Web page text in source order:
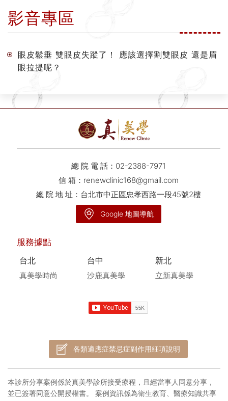
影音專區
眼皮鬆垂 雙眼皮失蹤了！ 應該選擇割雙眼皮 還是眉
眼拉提呢？
總 院 電 話： 02-2388-7971
信 箱： renewclinic168@gmail.com
總 院 地 址：台北市中正區忠孝西路一段45號2樓
Google 地圖導航
服務據點
台北
真美學時尚
台中
沙鹿真美學
新北
立新真美學
各類適應症禁忌症副作用細項說明
本診所分享案例係於真美學診所接受療程，且經當事人同意分享，
並已簽署同意公開授權書。 案例資訊係為衛生教育、醫療知識共享